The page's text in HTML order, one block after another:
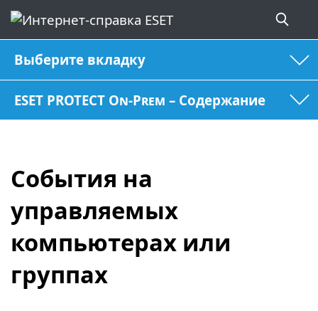
Выберите вкладку
ESET PROTECT On-Prem – Содержание
События на
управляемых
компьютерах или
группах